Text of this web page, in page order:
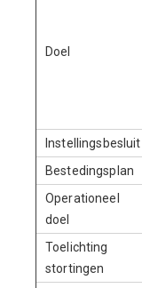
Doel
Instellingsbesluit
Bestedingsplan
Operationeel
doel
Toelichting
stortingen